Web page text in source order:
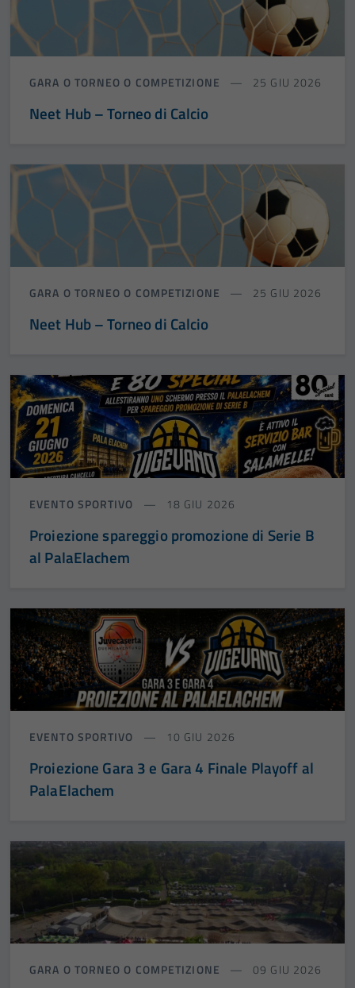
GARA O TORNEO O COMPETIZIONE 25 GIU 2026
Neet Hub – Torneo di Calcio
GARA O TORNEO O COMPETIZIONE 25 GIU 2026
Neet Hub – Torneo di Calcio
EVENTO SPORTIVO 18 GIU 2026
Proiezione spareggio promozione di Serie B
al PalaElachem
EVENTO SPORTIVO 10 GIU 2026
Proiezione Gara 3 e Gara 4 Finale Playoff al
PalaElachem
GARA O TORNEO O COMPETIZIONE 09 GIU 2026